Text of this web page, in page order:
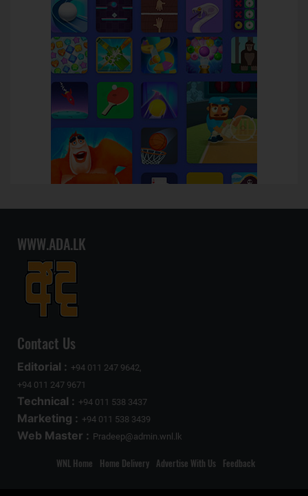
WWW.ADA.LK
Contact Us
Editorial : +94 011 247 9642,
+94 011 247 9671
Technical : +94 011 538 3437
Marketing : +94 011 538 3439
Web Master : Pradeep@admin.wnl.lk
WNL Home Home Delivery Advertise With Us Feedback